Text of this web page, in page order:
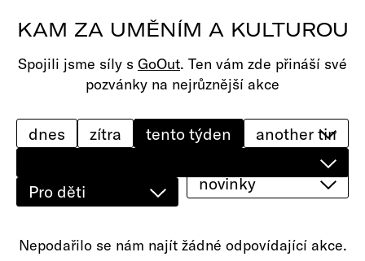
iVysílání
TV program
edu
KAM ZA UMĚNÍM A KULTUROU
Spojili jsme síly s GoOut. Ten vám zde přináší své
pozvánky na nejrůznější akce
Pro děti
dnes zítra tento týden
novinky
Nepodařilo se nám najít žádné odpovídající akce.